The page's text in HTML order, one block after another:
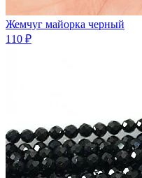
Жемчуг майорка черный
110 ₽